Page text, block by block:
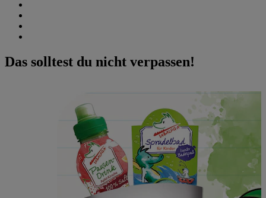
Das solltest du nicht verpassen!